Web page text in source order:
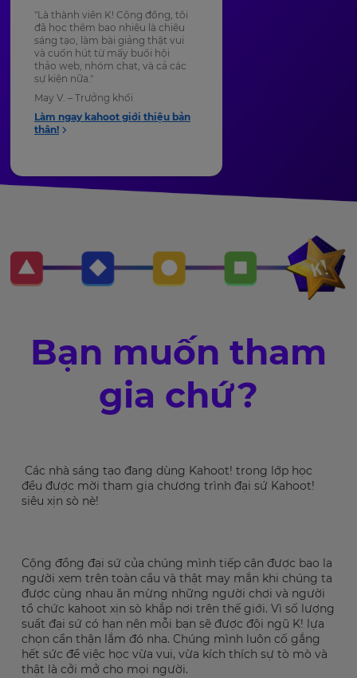
"Là thành viên K! Cộng đồng, tôi
đã học thêm bao nhiêu là chiêu
sáng tạo, làm bài giảng thật vui
và cuốn hút từ mấy buổi hội
thảo web, nhóm chat, và cả các
sự kiện nữa."
May V. – Trưởng khối
Làm ngay kahoot giới thiệu bản
thân!
Bạn muốn tham
gia chứ?
Các nhà sáng tạo đang dùng Kahoot! trong lớp học
đều được mời tham gia chương trình đại sứ Kahoot!
siêu xịn sò nè!
Cộng đồng đại sứ của chúng mình tiếp cận được bao la
người xem trên toàn cầu và thật may mắn khi chúng ta
được cùng nhau ăn mừng những người chơi và người
tổ chức kahoot xịn sò khắp nơi trên thế giới. Vì số lượng
suất đại sứ có hạn nên mỗi bạn sẽ được đội ngũ K! lựa
chọn cẩn thận lắm đó nha. Chúng mình luôn cố gắng
hết sức để việc học vừa vui, vừa kích thích sự tò mò và
thật là cởi mở cho mọi người.